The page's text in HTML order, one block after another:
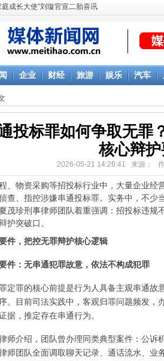
庭成长大使”刘璇官宣二胎喜讯
企业 财经 旅游 娱乐 汽车
投标罪如何争取无罪
核心辩
2026-05-21 14:26:41 来源：
物资采购等招投标行业中，大量企业经
查、指控涉嫌串通投标罪。实务中，不少
茂珍刑事律师团队着重强调：招投标违
护突破口。
件，把控无罪辩护核心逻辑
件：无串通犯罪故意，依法不构成犯罪
罪的核心前提是行为人具备主观串通故
。目前司法实践中，客观归罪问题频发，
据，推定存在串通行为。
介绍，团队曾办理同类典型案件：公诉
师团队全面调取聊天记录、通话流水、